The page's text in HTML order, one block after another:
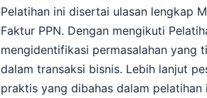
Pelatihan ini disertai ulasan lengkap
Faktur PPN. Dengan mengikuti
mengidentifikasi permasalahan yang
dalam transaksi bisnis. Lebih lanjut
praktis yang dibahas dalam pelatihan